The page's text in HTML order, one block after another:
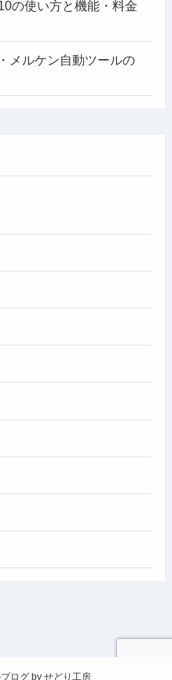
の使い方と機能・料金
メルケン自動ツールの
ログ by せどり工房